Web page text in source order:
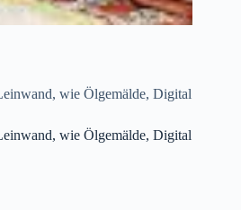
wie Ölgemälde, Digital
wie Ölgemälde, Digital